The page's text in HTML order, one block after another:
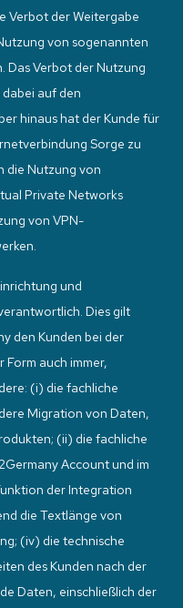
Verbot der Weitergabe
von sogenannten
Das Verbot der Nutzung
auf den
hinaus hat der Kunde für
Sorge zu
die Nutzung von
Private Networks
von VPN-
und
Dies gilt
den Kunden bei der
Form auch immer,
(i) die fachliche
Migration von Daten,
(ii) die fachliche
Account und im
der Integration
die Textlänge von
(iv) die technische
des Kunden nach der
Daten, einschließlich der